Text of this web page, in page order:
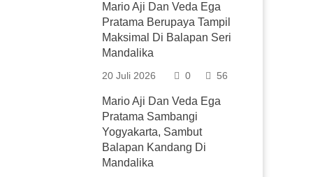
Mario Aji Dan Veda Ega
Pratama Berupaya Tampil
Maksimal Di Balapan Seri
Mandalika
20 Juli 2026 0 56
Mario Aji Dan Veda Ega
Pratama Sambangi
Yogyakarta, Sambut
Balapan Kandang Di
Mandalika